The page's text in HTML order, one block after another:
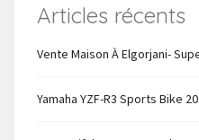
Articles récents
Vente Maison À Elgorjani-
Yamaha YZF-R3 Sports Bike